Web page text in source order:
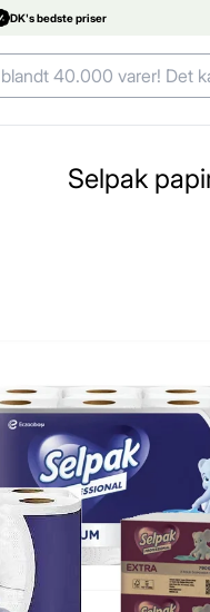
DK's bedste priser
Selpak